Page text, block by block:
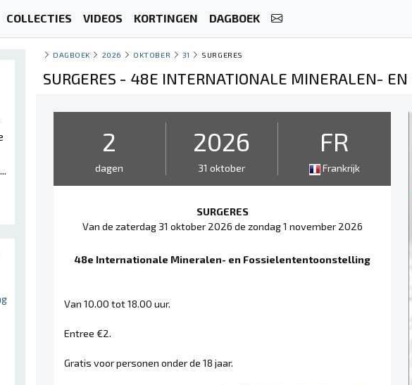
COLLECTIES VIDEOS KORTINGEN DAGBOEK
DAGBOEK 2026 OKTOBER 31 SURGERES
SURGERES - 48E INTERNATIONALE MINERALEN-
2
dagen
2026
31 oktober
FR
Frankrijk
SURGERES
Van de zaterdag 31 oktober 2026 de zondag 1 november 2026
48e Internationale Mineralen- en Fossielententoonstelling
Van 10.00 tot 18.00 uur.
Entree €2.
Gratis voor personen onder de 18 jaar.